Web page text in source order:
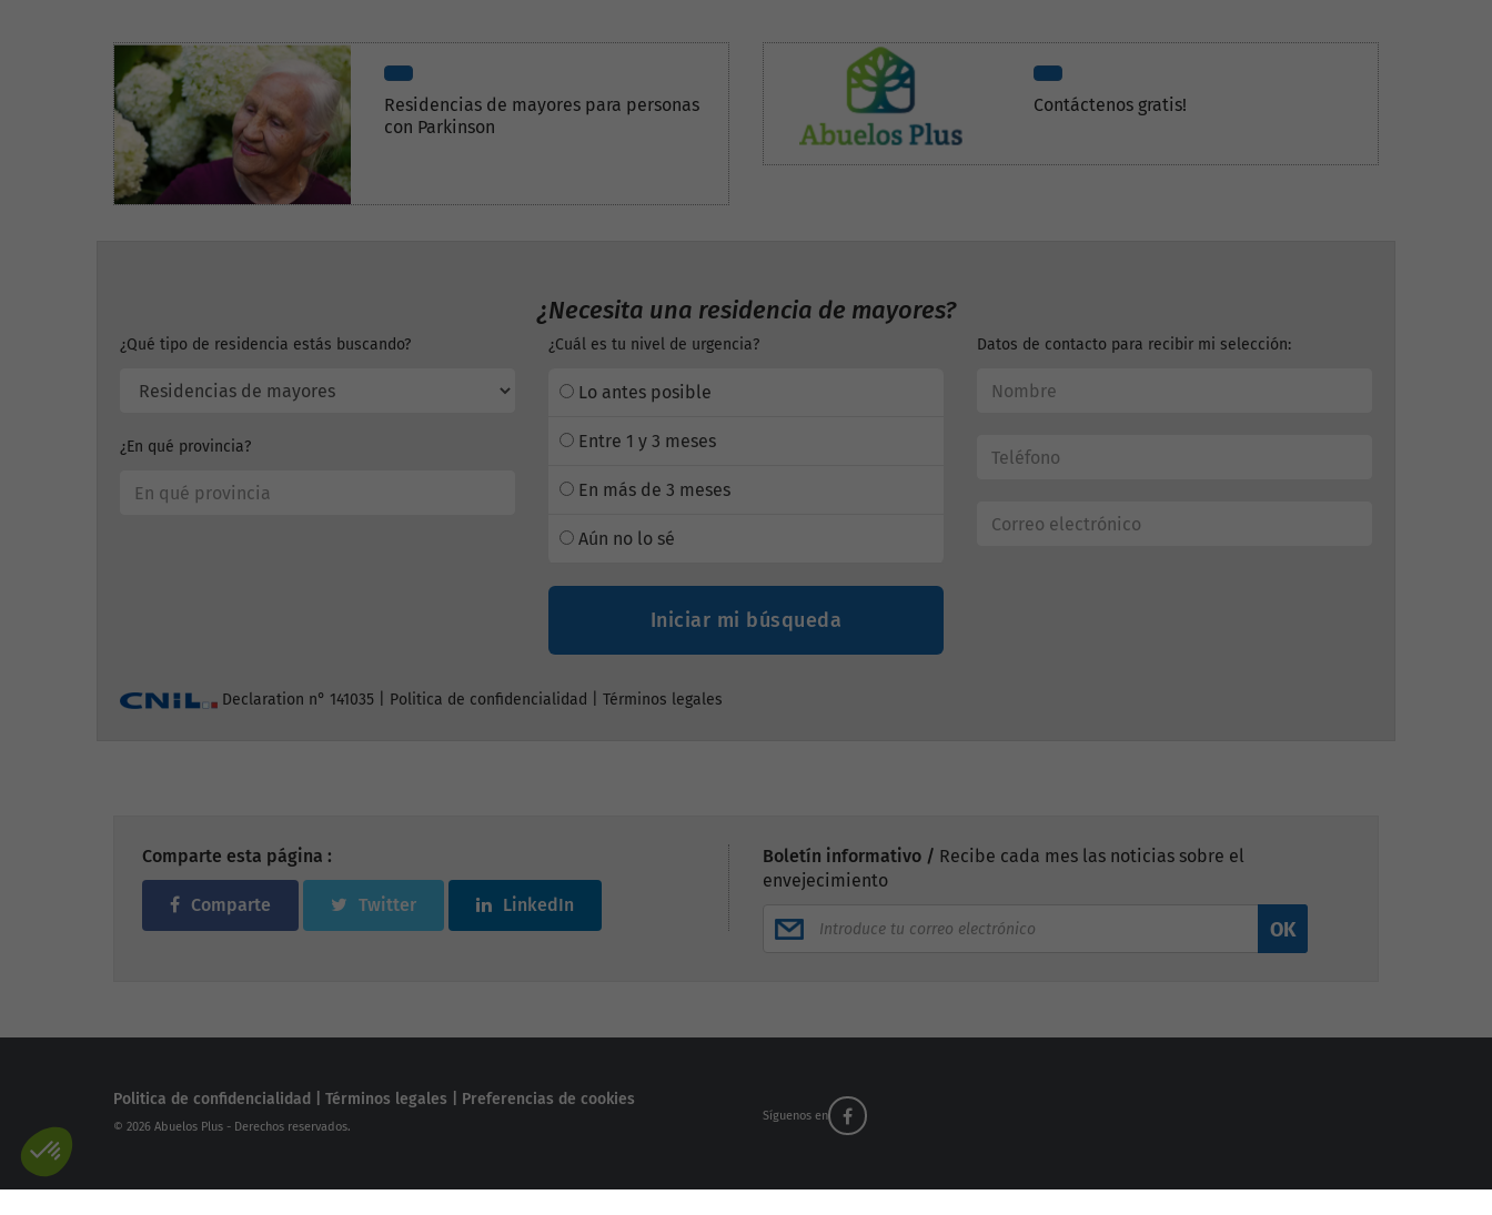
Residencias de mayores para personas
con Parkinson
Contáctenos gratis!
¿Necesita una residencia de mayores?
¿Qué tipo de residencia estás buscando?
¿En qué provincia?
¿Cuál es tu nivel de urgencia?
Lo antes posible
Entre 1 y 3 meses
En más de 3 meses
Aún no lo sé
Iniciar mi búsqueda
Datos de contacto para recibir mi selección:
Declaration n° 141035 | Politica de confidencialidad Términos legales
Comparte esta página :
Comparte Twitter LinkedIn
Boletín informativo / Recibe cada mes las noticias sobre el
envejecimiento
OK
Síguenos en
Politica de confidencialidad Términos legales Preferencias de cookies
© 2026 Abuelos Plus - Derechos reservados.